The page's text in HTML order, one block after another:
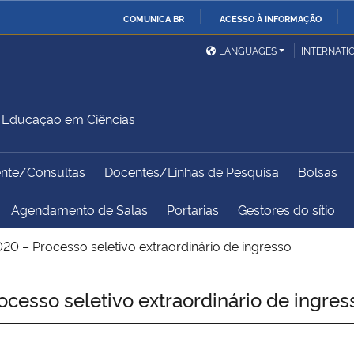
COMUNICA BR ACESSO À INFORMAÇÃO
Ministério da Defesa
Ministério das Relações
Exteriores
Desenvolvimento Regional
Controladoria-Geral da
União
LANGUAGES
em Ciências
Consultas Docentes/Linhas de Pesquisa Bolsas
Agendamento de Salas Portarias Gestores do sítio
– Processo seletivo extraordinário de ingresso
seletivo extraordinário de